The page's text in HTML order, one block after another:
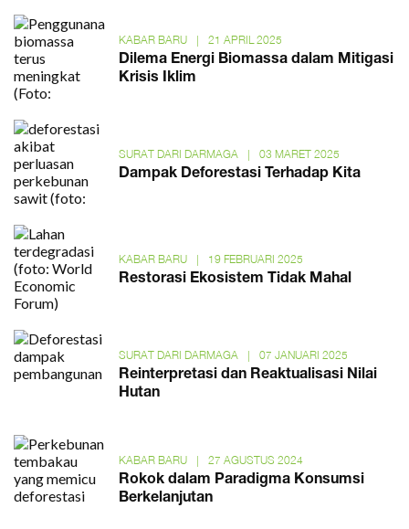
KABAR BARU | 21 APRIL 2025
Dilema Energi Biomassa dalam Mitigasi
Krisis Iklim
SURAT DARI DARMAGA | 03 MARET 2025
Dampak Deforestasi Terhadap Kita
KABAR BARU | 19 FEBRUARI 2025
Restorasi Ekosistem Tidak Mahal
SURAT DARI DARMAGA | 07 JANUARI 2025
Reinterpretasi dan Reaktualisasi Nilai
Hutan
KABAR BARU | 27 AGUSTUS 2024
Rokok dalam Paradigma Konsumsi
Berkelanjutan